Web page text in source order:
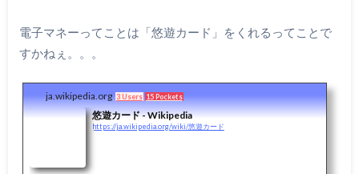
電子マネーってことは「悠遊カード」をくれるってことで
すかねぇ。。。
ja.wikipedia.org 3 Users 15 Pockets
悠遊カード - Wikipedia
https://ja.wikipedia.org/wiki/悠遊カード